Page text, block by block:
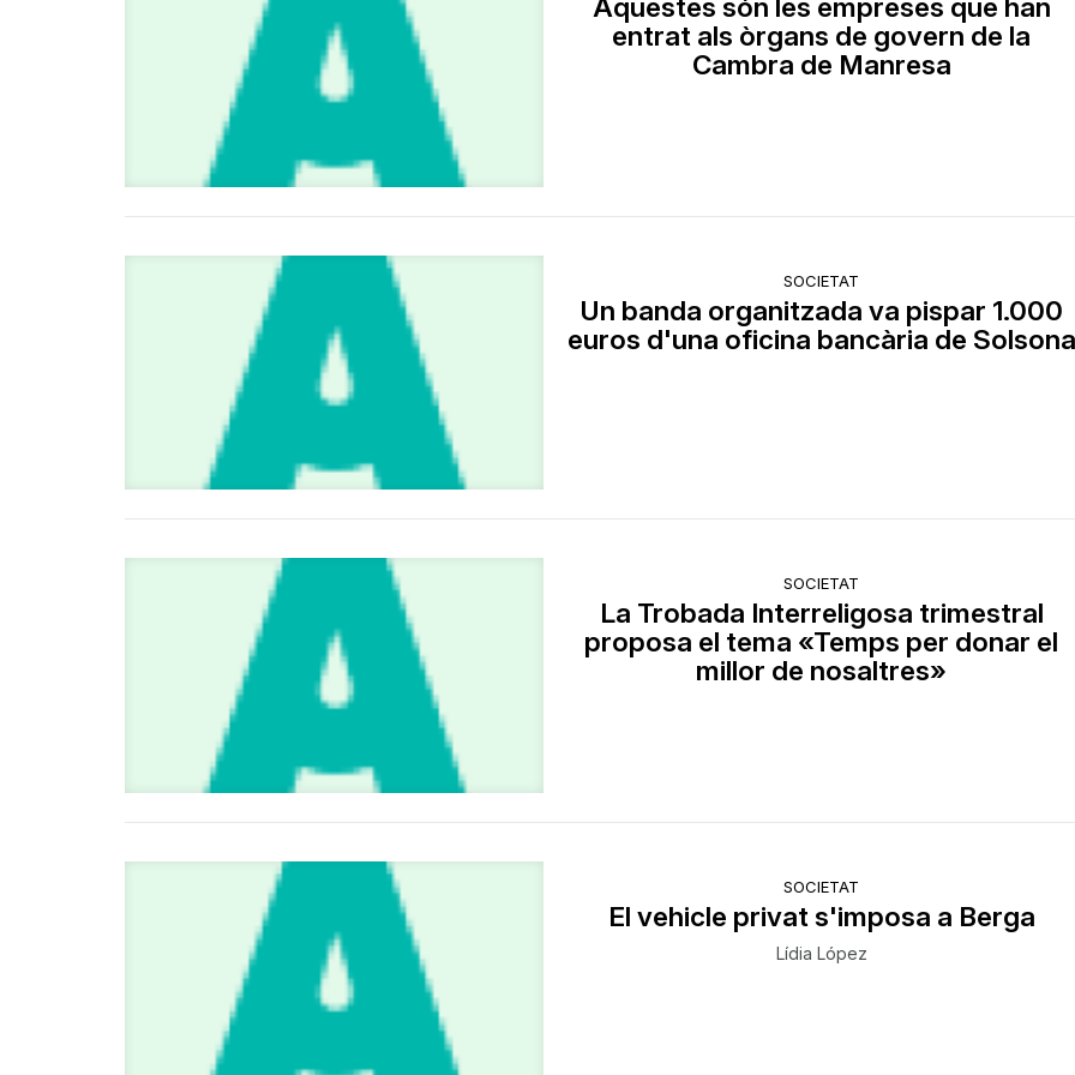
Aquestes són les empreses que han
entrat als òrgans de govern de la
Cambra de Manresa
SOCIETAT
Un banda organitzada va pispar 1.000
euros d'una oficina bancària de Solsona
SOCIETAT
La Trobada Interreligosa trimestral
proposa el tema «Temps per donar el
millor de nosaltres»
SOCIETAT
El vehicle privat s'imposa a Berga
Lídia López